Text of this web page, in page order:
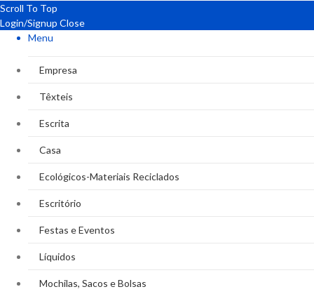
Scroll To Top
Login/Signup Close
Menu
Empresa
Têxteis
Escrita
Casa
Ecológicos-Materiais Reciclados
Escritório
Festas e Eventos
Líquidos
Mochilas, Sacos e Bolsas